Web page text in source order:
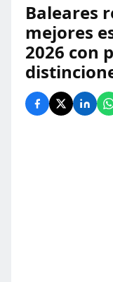
Baleares
mejores
2026 con